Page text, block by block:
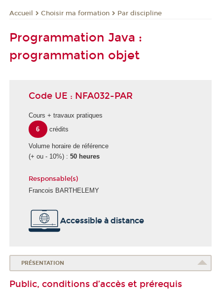
Accueil Choisir ma formation Par discipline
Programmation Java :
programmation objet
Code UE : NFA032-PAR
Cours + travaux pratiques
6
crédits
Volume horaire de référence
(+ ou - 10%) : 50 heures
Responsable(s)
Francois BARTHELEMY
É
o
d
u
n
Accessible à distance
PRÉSENTATION
Public, conditions d’accès et prérequis